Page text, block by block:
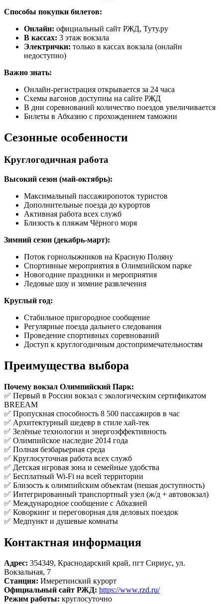
Способы покупки билетов:
Онлайн: официальный сайт РЖД, Туту.ру
В кассах: 3 этаж вокзала
Электрички: только в кассах вокзала (онлайн
недоступно)
Важно знать:
Онлайн-регистрация открывается за 24 часа
Схемы вагонов доступны на сайте РЖД
В дни соревнований количество поездов увеличивается
Билеты в Абхазию с прохождением таможни
Сезонные особенности
Круглогодичная работа
Высокий сезон (май-октябрь):
Максимальный пассажиропоток туристов
Дополнительные поезда до курортов
Активная работа всех служб
Близость к пляжам Чёрного моря
Зимний сезон (декабрь-март):
Поток горнолыжников на Красную Поляну
Спортивные мероприятия в Олимпийском парке
Новогодние праздники и мероприятия
Ледовые шоу и зимние развлечения
Круглый год:
Стабильное пригородное сообщение
Регулярные поезда дальнего следования
Проведение спортивных соревнований
Доступ к круглогодичным достопримечательностям
Преимущества выбора
Почему вокзал Олимпийский Парк:
✅ Первый в России вокзал с экологическим сертификатом
BREEAM
✅ Пропускная способность 8 500 пассажиров в час
✅ Архитектурный шедевр в стиле хай-тек
✅ Зелёные технологии и энергоэффективность
✅ Олимпийское наследие 2014 года
✅ Полная безбарьерная среда
✅ Круглосуточная работа всех служб
✅ Детская игровая зона и семейные удобства
✅ Бесплатный Wi-Fi на всей территории
✅ Близость к олимпийским объектам (пешая доступность)
✅ Интегрированный транспортный узел (ж/д + автовокзал)
✅ Международное сообщение с Абхазией
✅ Коворкинг и переговорная для деловых поездок
✅ Медпункт и душевые комнаты
Контактная информация
Адрес: 354349, Краснодарский край, пгт Сириус, ул.
Вокзальная, 7
Станция: Имеретинский курорт
Официальный сайт РЖД: https://www.rzd.ru/
Режим работы: круглосуточно